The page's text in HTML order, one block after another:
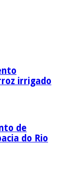
irrigado
de
do Rio